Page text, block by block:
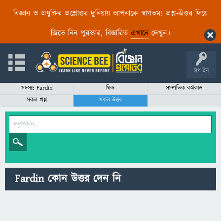
বিজ্ঞান ও প্রযুক্তির প্রশ্নোত্তর দুনিয়ায় আপনাকে স্বাগতম! প্রশ্ন-উত্তর দিয়ে
জিতে নিন পুরস্কার, বিস্তারিত এখানেদেখুন।
লগ ইন
সদস্যঃ Fardin ফিড
সাম্প্রতিক কর্মকান্ড
সকল প্রশ্ন
সকল উত্তর
Fardin কোন উত্তর দেন নি